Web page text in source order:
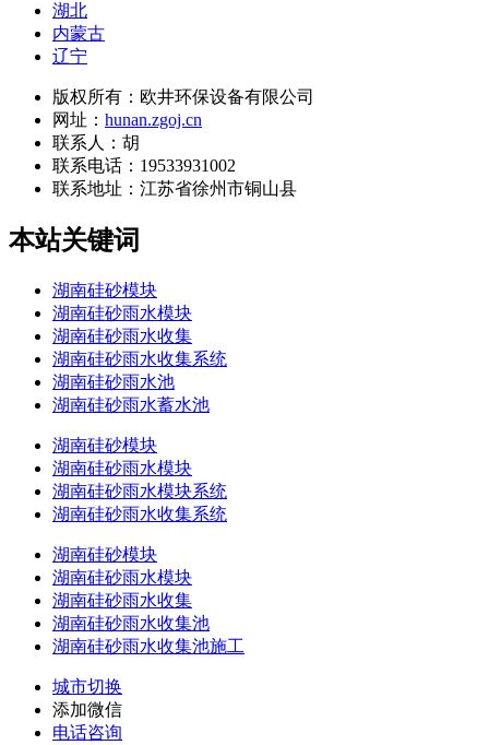
湖北
内蒙古
辽宁
版权所有：欧井环保设备有限公司
网址： hunan.zgoj.cn
联系人：胡
联系电话：19533931002
联系地址： 江苏省徐州市铜山县
本站关键词
湖南硅砂模块
湖南硅砂雨水模块
湖南硅砂雨水收集
湖南硅砂雨水收集系统
湖南硅砂雨水池
湖南硅砂雨水蓄水池
湖南硅砂模块
湖南硅砂雨水模块
湖南硅砂雨水模块系统
湖南硅砂雨水收集系统
湖南硅砂模块
湖南硅砂雨水模块
湖南硅砂雨水收集
湖南硅砂雨水收集池
湖南硅砂雨水收集池施工
城市切换
添加微信
电话咨询